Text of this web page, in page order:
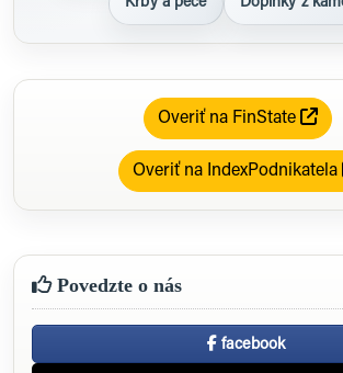
Krby a pece Doplnky z
Overiť na FinState
Overiť na IndexPodnikatela
Povedzte o nás
facebook